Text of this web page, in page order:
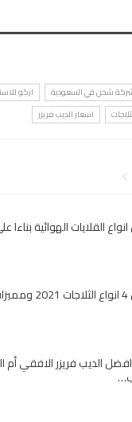
شحن في السعودية اركو
اسعار الديب فريزر
القلايات الهوائية بناءا
الديب فريزر الافقي